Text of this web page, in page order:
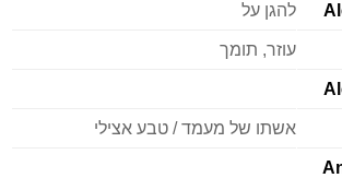
להגן על
עוזר, תומך
אשתו של מעמד / טבע אצילי